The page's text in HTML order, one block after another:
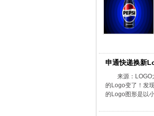
申通快递换新
来源：
的Logo变了！发
的Logo图形是以